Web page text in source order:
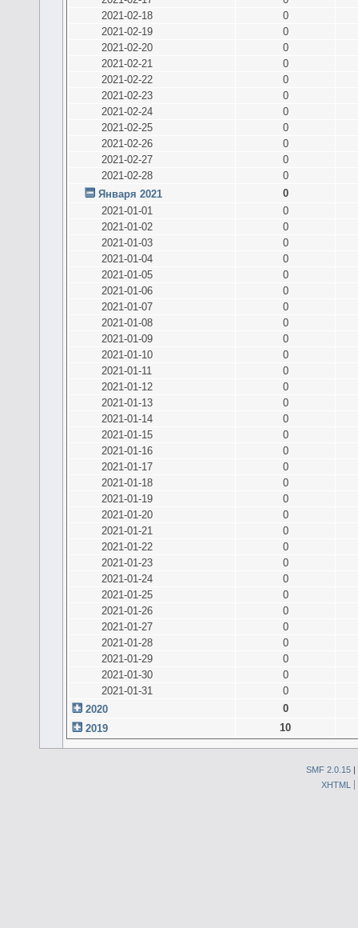
2021-02-18
0
2021-02-19
0
2021-02-20
0
2021-02-21
0
2021-02-22
0
2021-02-23
0
2021-02-24
0
2021-02-25
0
2021-02-26
0
2021-02-27
0
2021-02-28
0
Января 2021
0
2021-01-01
0
2021-01-02
0
2021-01-03
0
2021-01-04
0
2021-01-05
0
2021-01-06
0
2021-01-07
0
2021-01-08
0
2021-01-09
0
2021-01-10
0
2021-01-11
0
2021-01-12
0
2021-01-13
0
2021-01-14
0
2021-01-15
0
2021-01-16
0
2021-01-17
0
2021-01-18
0
2021-01-19
0
2021-01-20
0
2021-01-21
0
2021-01-22
0
2021-01-23
0
2021-01-24
0
2021-01-25
0
2021-01-26
0
2021-01-27
0
2021-01-28
0
2021-01-29
0
2021-01-30
0
2021-01-31
0
2020
0
2019
10
SMF 2.0.15 |
XHTML